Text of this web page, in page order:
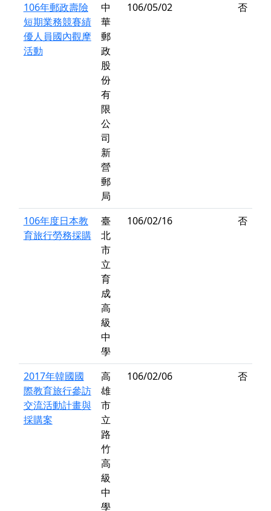
106年郵政壽險
短期業務競賽績
優人員國內觀摩
活動
中
華
郵
政
股
份
有
限
公
司
新
營
郵
局
106/05/02 否
106年度日本教
育旅行勞務採購
臺
北
市
立
育
成
高
級
中
學
106/02/16 否
2017年韓國國
際教育旅行參訪
交流活動計畫與
採購案
高
雄
市
立
路
竹
高
級
中
學
106/02/06 否